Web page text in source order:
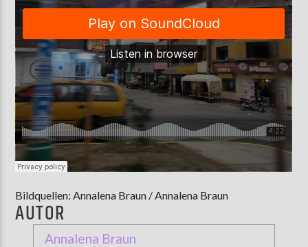
Bildquellen: Annalena Braun / Annalena Braun
AUTOR
Annalena Braun